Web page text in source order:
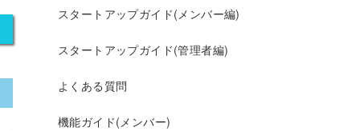
スタートアップガイド(メンバー編)
スタートアップガイド(管理者編)
よくある質問
機能ガイド(メンバー)